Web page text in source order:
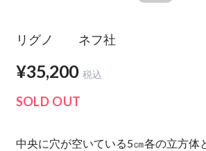
リグノ ネフ社
¥35,200 税込
SOLD OUT
中央に穴が空いている5㎝各の立方体